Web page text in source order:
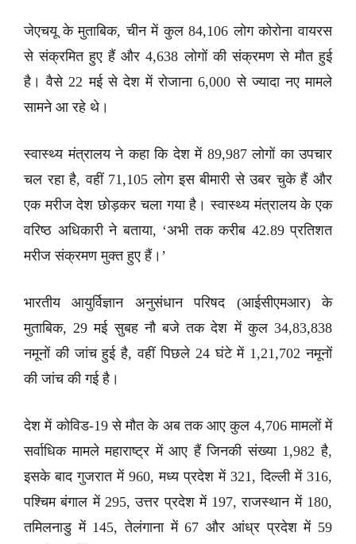
जेएचयू के मुताबिक, चीन में कुल 84,106 लोग कोरोना वायरस
से संक्रमित हुए हैं और 4,638 लोगों की संक्रमण से मौत हुई
है। वैसे 22 मई से देश में रोजाना 6,000 से ज्यादा नए मामले
सामने आ रहे थे।
स्वास्थ्य मंत्रालय ने कहा कि देश में 89,987 लोगों का उपचार
चल रहा है, वहीं 71,105 लोग इस बीमारी से उबर चुके हैं और
एक मरीज देश छोड़कर चला गया है। स्वास्थ्य मंत्रालय के एक
वरिष्ठ अधिकारी ने बताया, ‘अभी तक करीब 42.89 प्रतिशत
मरीज संक्रमण मुक्त हुए हैं।’
भारतीय आयुर्विज्ञान अनुसंधान परिषद (आईसीएमआर) के
मुताबिक, 29 मई सुबह नौ बजे तक देश में कुल 34,83,838
नमूनों की जांच हुई है, वहीं पिछले 24 घंटे में 1,21,702 नमूनों
की जांच की गई है।
देश में कोविड-19 से मौत के अब तक आए कुल 4,706 मामलों में
सर्वाधिक मामले महाराष्ट्र में आए हैं जिनकी संख्या 1,982 है,
इसके बाद गुजरात में 960, मध्य प्रदेश में 321, दिल्ली में 316,
पश्चिम बंगाल में 295, उत्तर प्रदेश में 197, राजस्थान में 180,
तमिलनाडु में 145, तेलंगाना में 67 और आंध्र प्रदेश में 59